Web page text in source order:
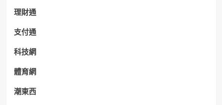
理財通
支付通
科技網
體育網
潮東西